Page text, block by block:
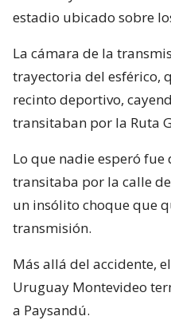
estadio ubicado sobre
La cámara de la
trayectoria del esférico,
recinto deportivo,
transitaban por la Ruta
Lo que nadie esperó
transitaba por la calle
un insólito choque que
transmisión.
Más allá del accidente,
Uruguay Montevideo
a Paysandú.